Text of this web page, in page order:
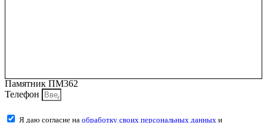
Памятник ПМ362
Телефон
Я даю согласие на обработку своих персональных данных и